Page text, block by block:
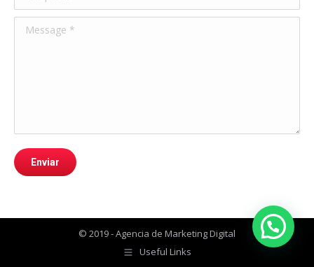
Message *
Enviar
© 2019 - Agencia de Marketing Digital
Useful Links